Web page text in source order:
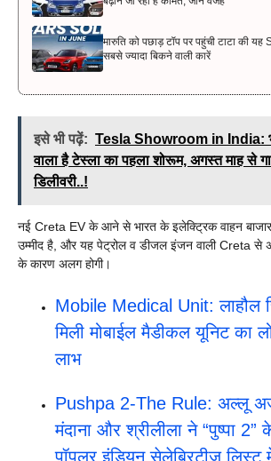
मारुति को पछाड़ टॉप पर पहुंची टाटा की
सबसे ज्यादा बिकने वाली कारें
इसे भी पढ़ें: Tesla Showroom in India:
वाला है टेस्ला का पहला शोरूम, अगस्त माह से
डिलीवरी..!
नई Creta EV के आने से भारत के इलेक्ट्रिक वाहन
उम्मीद है, और यह पेट्रोल व डीजल इंजन वाली Creta से
के कारण अलग होगी।
Mobile Medical Unit: लाहौल
मिली मोबाईल मैडीकल यूनिट का
लाभ
Pushpa 2-The Rule: अल्लू
मंदाना और श्रीलीला ने “पुष्पा
पॉपुलर इंडियन सेलेब्रिटीज लिस्ट